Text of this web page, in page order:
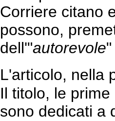
Corriere citano
possono,
dell'"autorevole
L'articolo, nella
Il titolo, le
sono dedicati a